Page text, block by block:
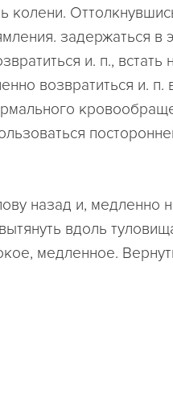
колени.
задержаться в
и. п., встать
возвратиться и. п.
назад и, медленно
вдоль
медленное.